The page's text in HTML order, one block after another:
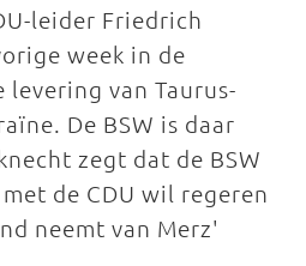
leider Friedrich
week in de
levering van Taurus-
De BSW is daar
zegt dat de BSW
de CDU wil regeren
neemt van Merz'